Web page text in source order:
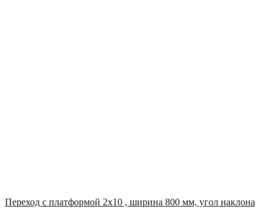
Переход с платформой 2х10 , ширина 800 мм, угол наклона